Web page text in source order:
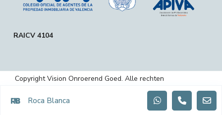
RAICV 4104
Copyright Vision Onroerend Goed. Alle rechten
Roca Blanca